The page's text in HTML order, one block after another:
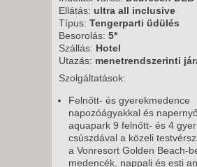
Ellátás: ultra all inclusive
Típus: Tengerparti üdülés
Besorolás: 5*
Szállás: Hotel
Utazás: menetrendszerinti
Szolgáltatások:
Felnőtt- és gyerekmedence
napozóágyakkal és
aquapark 9 felnőtt- és 4
csúszdával a közeli
a Vonresort Golden Beach-
medencék, nappali és esti